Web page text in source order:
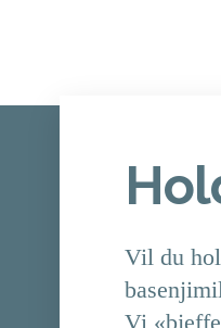
Vil du
Vi